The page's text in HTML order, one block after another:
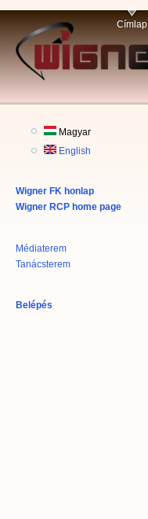
Címlap
Magyar
English
Wigner FK honlap
Wigner RCP home page
Médiaterem
Tanácsterem
Belépés